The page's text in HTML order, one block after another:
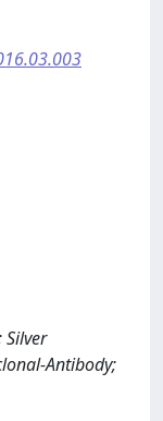
Silver
Antibody;